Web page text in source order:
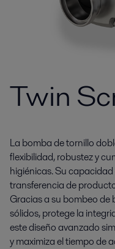
Twin
La bomba de tornillo
flexibilidad, robustez y
higiénicas. Su
transferencia de
Gracias a su bombeo
sólidos, protege la
este diseño avanzado
y maximiza el tiempo de